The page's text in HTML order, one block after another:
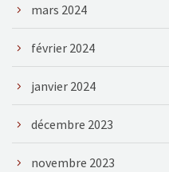
mars 2024
février 2024
janvier 2024
décembre 2023
novembre 2023